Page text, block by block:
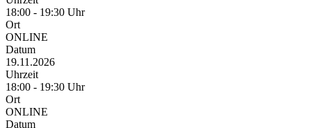
18:00 - 19:30 Uhr
Ort
ONLINE
Datum
19.11.2026
Uhrzeit
18:00 - 19:30 Uhr
Ort
ONLINE
Datum